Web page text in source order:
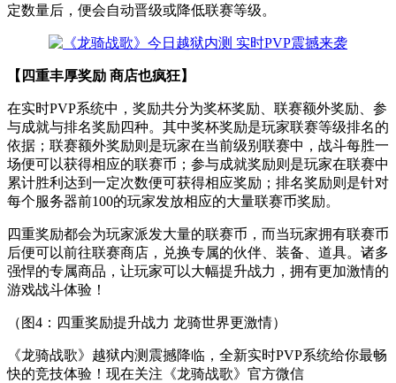
定数量后，便会自动晋级或降低联赛等级。
【四重丰厚奖励 商店也疯狂】
在实时PVP系统中，奖励共分为奖杯奖励、联赛额外奖励、参
与成就与排名奖励四种。其中奖杯奖励是玩家联赛等级排名的
依据；联赛额外奖励则是玩家在当前级别联赛中，战斗每胜一
场便可以获得相应的联赛币；参与成就奖励则是玩家在联赛中
累计胜利达到一定次数便可获得相应奖励；排名奖励则是针对
每个服务器前100的玩家发放相应的大量联赛币奖励。
四重奖励都会为玩家派发大量的联赛币，而当玩家拥有联赛币
后便可以前往联赛商店，兑换专属的伙伴、装备、道具。诸多
强悍的专属商品，让玩家可以大幅提升战力，拥有更加激情的
游戏战斗体验！
（图4：四重奖励提升战力 龙骑世界更激情）
《龙骑战歌》越狱内测震撼降临，全新实时PVP系统给你最畅
快的竞技体验！现在关注《龙骑战歌》官方微信